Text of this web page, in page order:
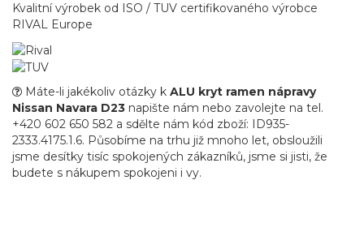
Kvalitní výrobek od ISO / TUV certifikovaného výrobce
RIVAL Europe
Máte-li jakékoliv otázky k ALU kryt ramen nápravy
Nissan Navara D23 napište nám nebo zavolejte na tel.
+420 602 650 582 a sdělte nám kód zboží: ID935-
2333.4175.1.6. Působíme na trhu již mnoho let, obsloužili
jsme desítky tisíc spokojených zákazníků, jsme si jisti, že
budete s nákupem spokojeni i vy.